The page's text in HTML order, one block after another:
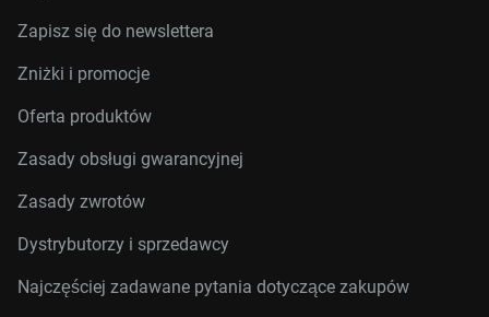
Zapisz się do newslettera
Zniżki i promocje
Oferta produktów
Zasady obsługi gwarancyjnej
Zasady zwrotów
Dystrybutorzy i sprzedawcy
Najczęściej zadawane pytania dotyczące zakupów